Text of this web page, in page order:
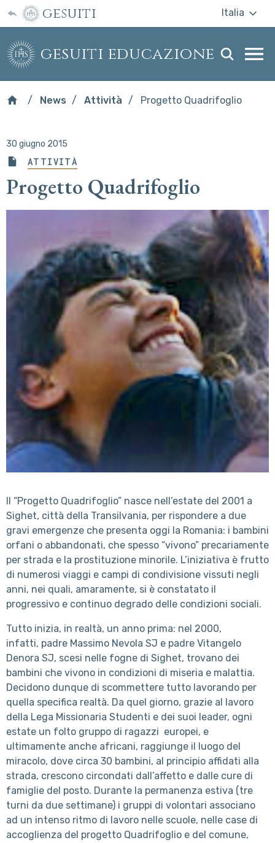
gesuiti Italia
gesuiti educazione
News Attività Progetto Quadrifoglio
30 giugno 2015
ATTIVITÀ
Progetto Quadrifoglio
Il “Progetto Quadrifoglio” nasce nell’estate del 2001 a
Sighet, città della Transilvania, per rispondere a due
gravi emergenze che presenta oggi la Romania: i bambini
orfani o abbandonati, che spesso “vivono” precariamente
per strada e la prostituzione minorile. L’iniziativa è frutto
di numerosi viaggi e campi di condivisione vissuti negli
anni, nei quali, amaramente, si è constatato il
progressivo e continuo degrado delle condizioni sociali.
Tutto inizia, in realtà, un anno prima: nel 2000,
infatti, padre Massimo Nevola SJ e padre Vitangelo
Denora SJ, scesi nelle fogne di Sighet, trovano dei
bambini che vivono in condizioni di miseria e malattia.
Decidono dunque di scommettere tutto lavorando per
quella specifica realtà. Da quel giorno, grazie al lavoro
della Lega Missionaria Studenti e dei suoi leader, ogni
estate un folto gruppo di ragazzi europei, e
ultimamente anche africani, raggiunge il luogo del
miracolo, dove circa 30 bambini, al principio affidati alla
strada, crescono circondati dall’affetto e dalle cure di
famiglie del posto. Durante la permanenza estiva (tre
turni da due settimane) i gruppi di volontari associano
ad un intenso ritmo di lavoro nelle scuole, nelle case di
accoglienza del progetto Quadrifoglio e del comune,